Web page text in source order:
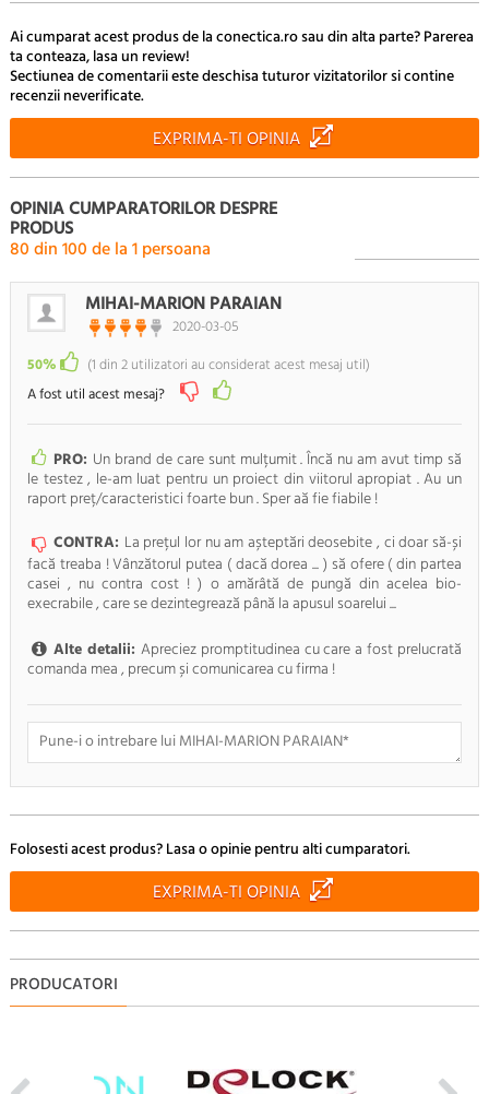
Ai cumparat acest produs de la conectica.ro sau din alta parte? Parerea
ta conteaza, lasa un review!
Sectiunea de comentarii este deschisa tuturor vizitatorilor si contine
recenzii neverificate.
EXPRIMA-TI OPINIA
OPINIA CUMPARATORILOR DESPRE
PRODUS
80din100de la1persoana
MIHAI-MARION PARAIAN
2020-03-05
50%
(1din2utilizatori au considerat acest mesaj util)
A fost util acest mesaj?
PRO: Un brand de care sunt mulțumit . Încă nu am avut timp să
le testez , le-am luat pentru un proiect din viitorul apropiat . Au un
raport preț/caracteristici foarte bun . Sper aă fie fiabile !
CONTRA: La prețul lor nu am așteptări deosebite , ci doar să-și
facă treaba ! Vânzătorul putea ( dacă dorea ... ) să ofere ( din partea
casei , nu contra cost ! ) o amărâtă de pungă din acelea bio-
execrabile , care se dezintegrează până la apusul soarelui ...
Alte detalii: Apreciez promptitudinea cu care a fost prelucrată
comanda mea , precum și comunicarea cu firma !
RENUNTA
TRIMITE
Folosesti acest produs? Lasa o opinie pentru alti cumparatori.
EXPRIMA-TI OPINIA
PRODUCATORI